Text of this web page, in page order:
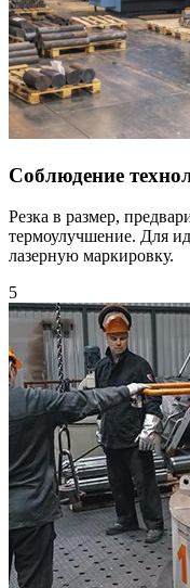
Соблюдение
Резка в размер,
термоулучшение. Для
лазерную маркировку.
5